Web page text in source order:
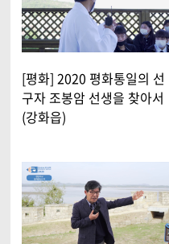
[평화] 2020 평화통일의 선
구자 조봉암 선생을 찾아서
(강화읍)